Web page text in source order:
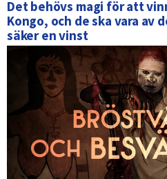
Det behövs magi för att
Kongo, och de ska vara av
säker en vinst